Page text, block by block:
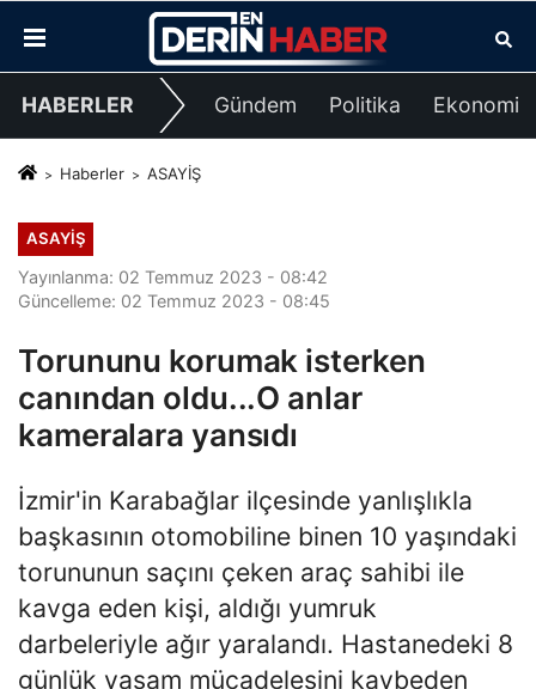
HABERLER Gündem Politika Ekonomi
Haberler ASAYİŞ
ASAYİŞ
Yayınlanma: 02 Temmuz 2023 - 08:42
Güncelleme: 02 Temmuz 2023 - 08:45
Torununu korumak isterken
canından oldu...O anlar
kameralara yansıdı
İzmir'in Karabağlar ilçesinde yanlışlıkla
başkasının otomobiline binen 10 yaşındaki
torununun saçını çeken araç sahibi ile
kavga eden kişi, aldığı yumruk
darbeleriyle ağır yaralandı. Hastanedeki 8
günlük yaşam mücadelesini kaybeden